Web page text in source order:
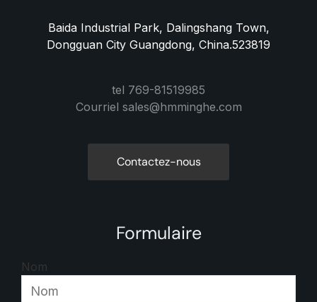
Baida Industrial Park, Dalingshang Town,
Dongguan City Guangdong, China.523819
tel 769-81519985
Courriel sales@hmminghe.com
Contactez-nous
Formulaire
Nom